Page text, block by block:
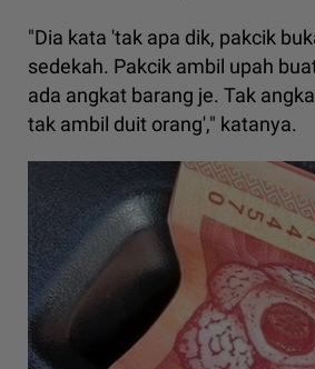
"Dia kata 'tak apa dik, pakcik
sedekah. Pakcik ambil upah
ada angkat barang je. Tak
tak ambil duit orang'," katanya.